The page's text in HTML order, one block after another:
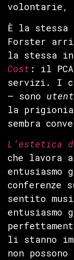
volontarie,
È la stessa
Forster
la stessa
Cost : il
servizi. I
— sono
la prigionia
sembra
L’estetica
che lavora
entusiasmo
conferenze
sentito
entusiasmo
li stanno
non possono